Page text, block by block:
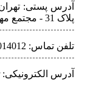
آدرس پستی:
پلاک 31 - مجتمع مهراد - طبقه 3 - واحد 8
تلفن‌ تماس: 91014012-021
آدرس الکترونیکی: hpk@hpk.ir